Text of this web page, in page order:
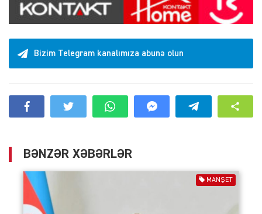
Bizim Telegram kanalımıza abunə olun
BƏNZƏR XƏBƏRLƏR
MANŞET